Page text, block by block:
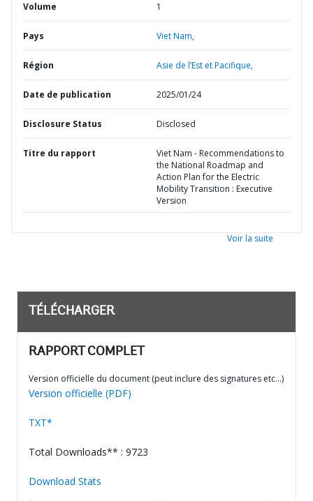
Volume 1
Pays Viet Nam,
Région Asie de l’Est et Pacifique,
Date de publication 2025/01/24
Disclosure Status Disclosed
Titre du rapport
Viet Nam - Recommendations to
the National Roadmap and
Action Plan for the Electric
Mobility Transition : Executive
Version
Voir la suite
TÉLÉCHARGER
RAPPORT COMPLET
Version officielle du document (peut inclure des signatures etc…)
Version officielle (PDF)
TXT*
Total Downloads** : 9723
Download Stats